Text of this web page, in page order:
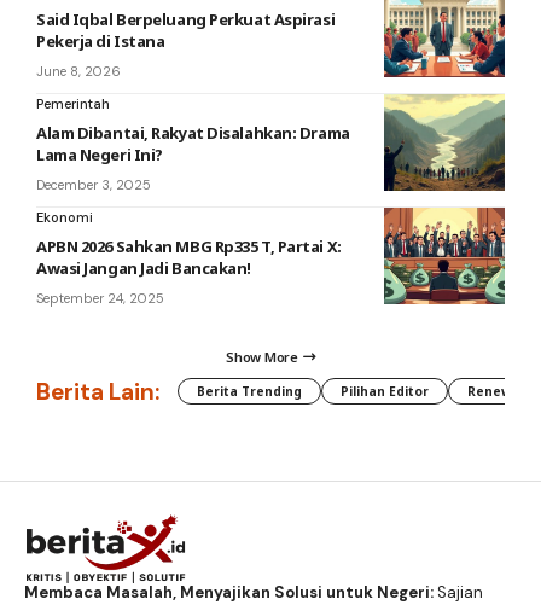
Said Iqbal Berpeluang Perkuat Aspirasi
Pekerja di Istana
June 8, 2026
Pemerintah
Alam Dibantai, Rakyat Disalahkan: Drama
Lama Negeri Ini?
December 3, 2025
Ekonomi
APBN 2026 Sahkan MBG Rp335 T, Partai X:
Awasi Jangan Jadi Bancakan!
September 24, 2025
Show More
Berita Lain: Berita Trending Pilihan Editor
Membaca Masalah, Menyajikan Solusi untuk Negeri:Sajian